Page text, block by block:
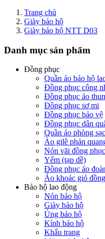
Trang chủ
Giày bảo hộ
Giày bảo hộ NTT D03
Danh mục sản phẩm
Đồng phục
Quần áo bảo hộ
Đồng phục công
Đồng phục áo thun
Đồng phục sơ mi
Đồng phục bảo vệ
Đồng phục dân
Quần áo phòng
Áo gilê phản
Nón vãi đồng phục
Yếm (tạp dề)
Đồng phục áo
Áo khoác gió
Bảo hộ lao động
Nón bảo hộ
Giày bảo hộ
Ủng bảo hộ
Kính bảo hộ
Khẩu trang